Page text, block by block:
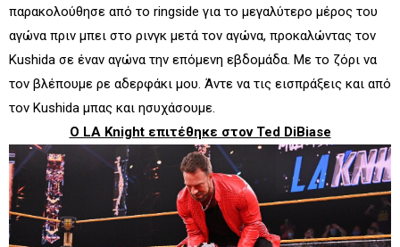
παρακολούθησε από το ringside για το μεγαλύτερο μέρος του
αγώνα πριν μπει στο ρινγκ μετά τον αγώνα, προκαλώντας τον
Kushida σε έναν αγώνα την επόμενη εβδομάδα. Με το ζόρι να
τον βλέπουμε ρε αδερφάκι μου. Άντε να τις εισπράξεις και από
τον Kushida μπας και ησυχάσουμε.
O LA Knight επιτέθηκε στον Ted DiBiase